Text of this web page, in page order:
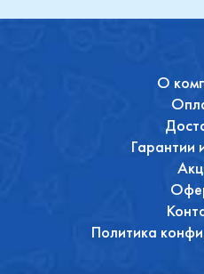
О
Гарантии
Политика